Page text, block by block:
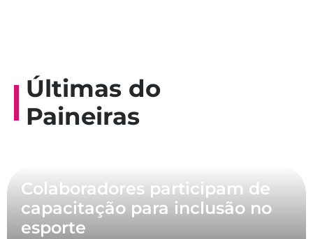
Últimas do
Paineiras
Colaboradores participam de
capacitação para inclusão no
esporte